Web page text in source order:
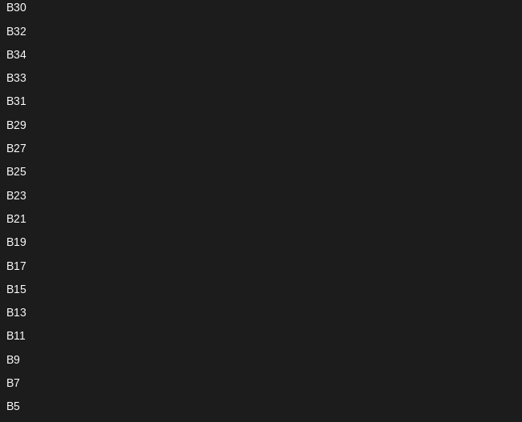
B30
B32
B34
B33
B31
B29
B27
B25
B23
B21
B19
B17
B15
B13
B11
B9
B7
B5